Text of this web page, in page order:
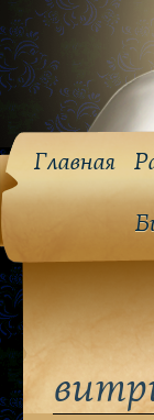
Главная